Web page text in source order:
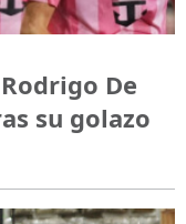
De
su golazo